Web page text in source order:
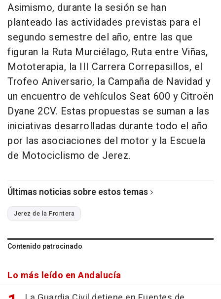
Asimismo, durante la sesión se han
planteado las actividades previstas para el
segundo semestre del año, entre las que
figuran la Ruta Murciélago, Ruta entre Viñas,
Mototerapia, la III Carrera Correpasillos, el
Trofeo Aniversario, la Campaña de Navidad y
un encuentro de vehículos Seat 600 y Citroën
Dyane 2CV. Estas propuestas se suman a las
iniciativas desarrolladas durante todo el año
por las asociaciones del motor y la Escuela
de Motociclismo de Jerez.
Últimas noticias sobre estos temas
Jerez de la Frontera
Contenido patrocinado
Lo más leído en Andalucía